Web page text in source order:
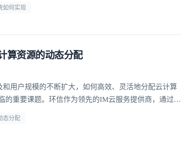
如何实现
算资源的动态分配
用户规模的不断扩大，如何高效、灵活地分配云计算
的重要课题。环信作为领先的IM云服务提供商，通过智
态分配